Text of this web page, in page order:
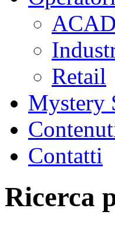
Retail
Mystery
Contatti
Ricerca